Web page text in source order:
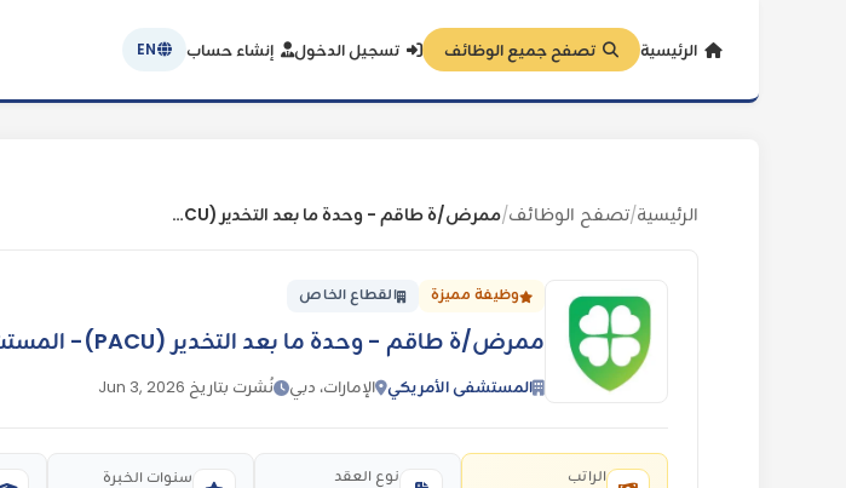
الرئيسية تصفح جميع الوظائف تسجيل الدخول إنشاء حساب EN
الرئيسية/تصفح الوظائف/ ممرض/ة طاقم - وحدة ما بعد التخدير (PACU)- المستشفى الأمريكي
وظيفة مميزة القطاع الخاص
ممرض/ة طاقم - وحدة ما بعد التخدير (PACU)- المستشفى الأمريكي
المستشفى الأمريكي الإمارات، دبي نُشرت بتاريخ Jun 3, 2026
الراتب نوع العقد سنوات الخبرة